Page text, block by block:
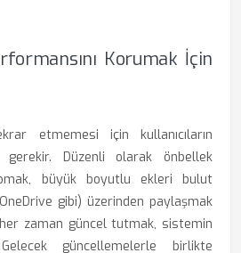
Korumak İçin
etmemesi için kullanıcıların
gerekir. Düzenli olarak önbellek
büyük boyutlu ekleri bulut
gibi) üzerinden paylaşmak
her zaman güncel tutmak, sistemin
Gelecek güncellemelerle birlikte